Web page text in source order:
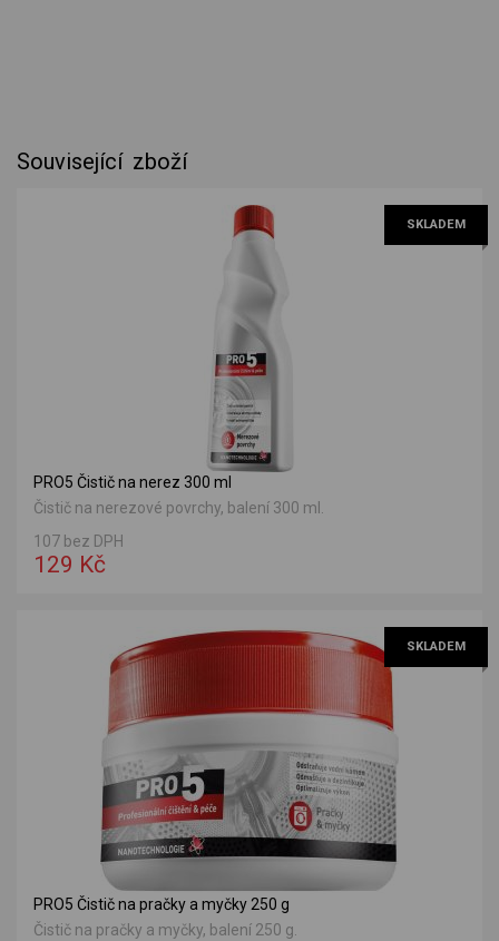
Související zboží
SKLADEM
PRO5 Čistič na nerez 300 ml
Čistič na nerezové povrchy, balení 300 ml.
107 bez DPH
129 Kč
SKLADEM
PRO5 Čistič na pračky a myčky 250 g
Čistič na pračky a myčky, balení 250 g.